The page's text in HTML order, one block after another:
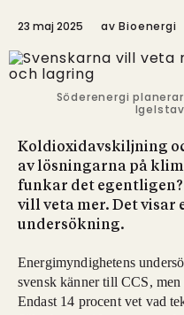
23 maj 2025 av Bioenergi
Söderenergi
Koldioxidavskiljning
av lösningarna på
funkar det
vill veta mer. Det visar
undersökning.
Energimyndighetens
svensk känner till CCS,
Endast 14 procent vet vad